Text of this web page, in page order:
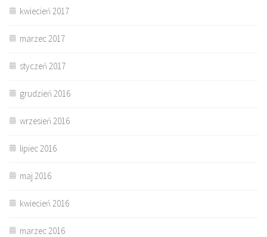
kwiecień 2017
marzec 2017
styczeń 2017
grudzień 2016
wrzesień 2016
lipiec 2016
maj 2016
kwiecień 2016
marzec 2016